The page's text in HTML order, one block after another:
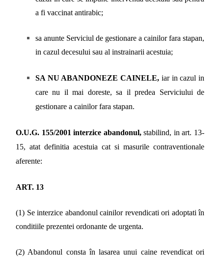
a fi vaccinat antirabic;
sa anunte Serviciul de gestionare a cainilor fara stapan,
in cazul decesului sau al instrainarii acestuia;
SA NU ABANDONEZE CAINELE, iar in cazul in
care nu il mai doreste, sa il predea Serviciului de
gestionare a cainilor fara stapan.
O.U.G. 155/2001 interzice abandonul,stabilind, in art. 13-
15, atat definitia acestuia cat si masurile contraventionale
aferente:
ART. 13
(1) Se interzice abandonul cainilor revendicati ori adoptati în
conditiile prezentei ordonante de urgenta.
(2) Abandonul consta în lasarea unui caine revendicat ori